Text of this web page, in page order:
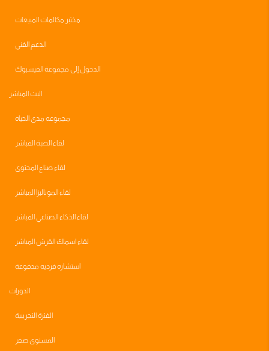
مختبر مكالمات المبيعات
الدعم الفني
الدخول إلى مجموعة الفيسبوك
البث المباشر
مجموعه مدى الحياه
لقاء الصبة المباشر
لقاء صناع المحتوى
لقاء الموناليزا المباشر
لقاء الذكاء الصناعي المباشر
لقاء اسماك القرش المباشر
استشاره فرديه مدفوعة
الدورات
الفترة التجريبية
المستوى صفر